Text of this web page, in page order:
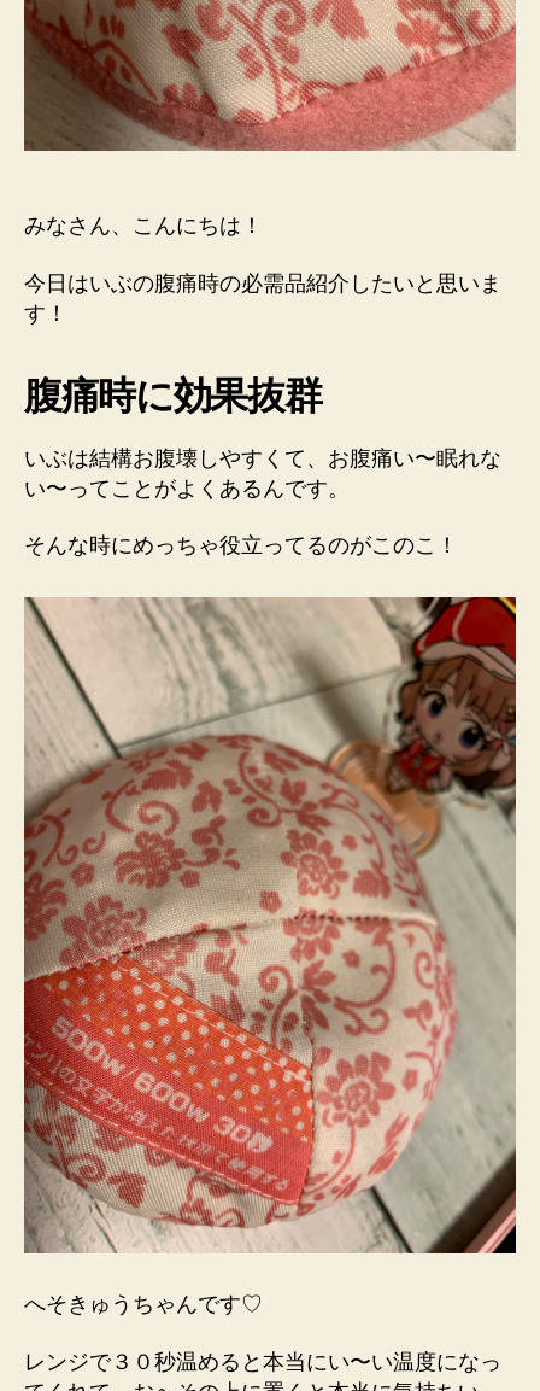
みなさん、こんにちは！
今日はいぶの腹痛時の必需品紹介したいと思いま
す！
腹痛時に効果抜群
いぶは結構お腹壊しやすくて、お腹痛い〜眠れな
い〜ってことがよくあるんです。
そんな時にめっちゃ役立ってるのがこのこ！
へそきゅうちゃんです♡
レンジで３０秒温めると本当にい〜い温度になっ